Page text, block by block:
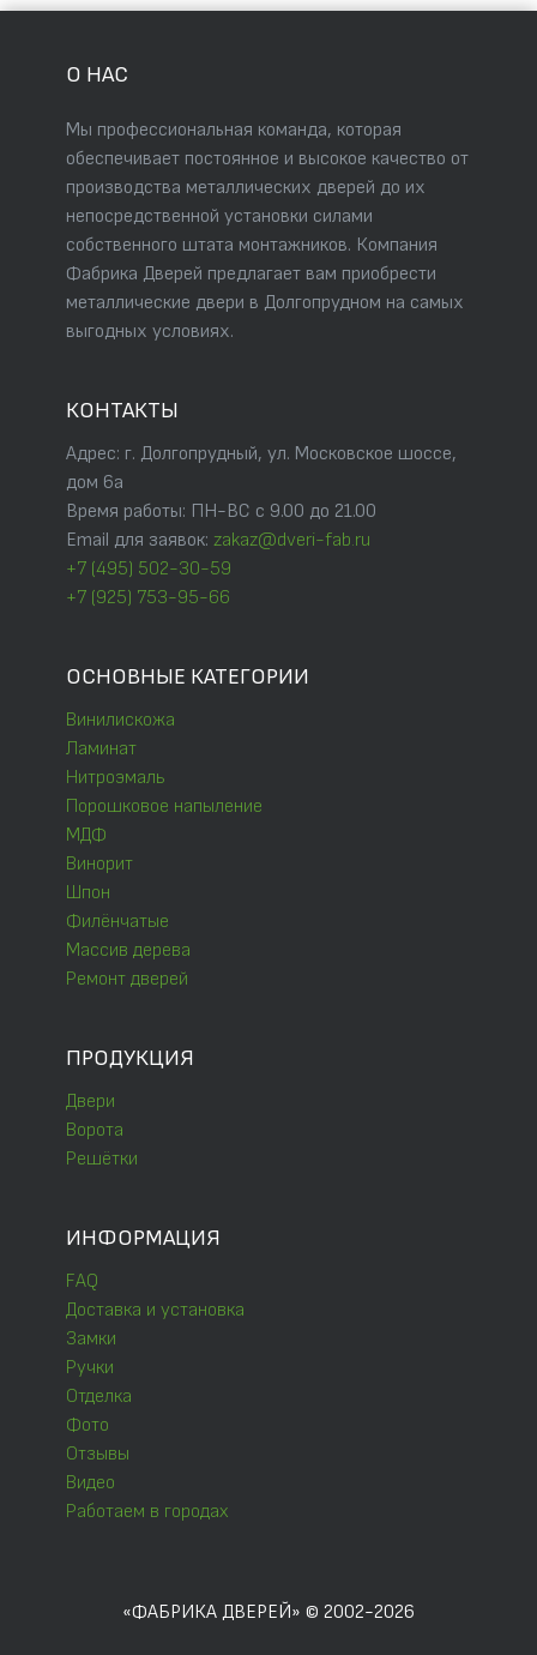
О НАС
Мы профессиональная команда, которая
обеспечивает постоянное и высокое качество от
производства металлических дверей до их
непосредственной установки силами
собственного штата монтажников. Компания
Фабрика Дверей предлагает вам приобрести
металлические двери в Долгопрудном на самых
выгодных условиях.
КОНТАКТЫ
Адрес: г. Долгопрудный, ул. Московское шоссе,
дом 6а
Время работы: ПН-ВС с 9.00 до 21.00
Email для заявок: zakaz@dveri-fab.ru
+7 (495) 502-30-59
+7 (925) 753-95-66
ОСНОВНЫЕ КАТЕГОРИИ
Винилискожа
Ламинат
Нитроэмаль
Порошковое напыление
МДФ
Винорит
Шпон
Филёнчатые
Массив дерева
Ремонт дверей
ПРОДУКЦИЯ
Двери
Ворота
Решётки
ИНФОРМАЦИЯ
FAQ
Доставка и установка
Замки
Ручки
Отделка
Фото
Отзывы
Видео
Работаем в городах
«ФАБРИКА ДВЕРЕЙ» © 2002-2026